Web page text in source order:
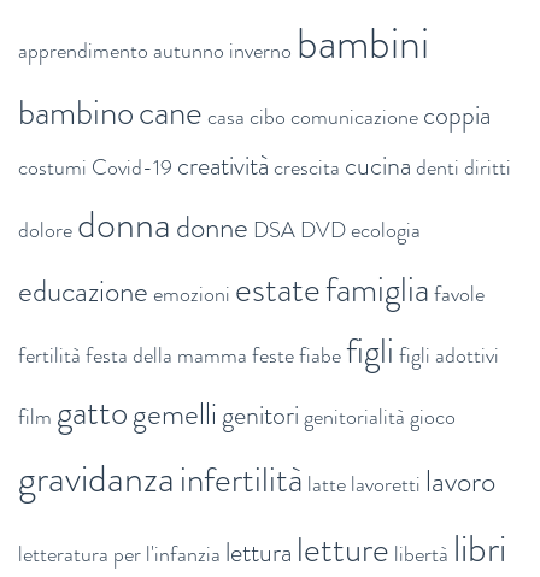
apprendimento autunno inverno bambini
bambinocanecasacibocomunicazionecoppia
costumi Covid-19 creativitàcrescita cucinadentidiritti
doloredonnadonne DSA DVDecologia
educazioneemozioni estatefamigliafavole
fertilitàfesta della mammafestefiabefigli figli adottivi
film gattogemelligenitorigenitorialitàgioco
gravidanzainfertilità lattelavoretti lavoro
letteratura per l'infanzia lettura letture libertà libri